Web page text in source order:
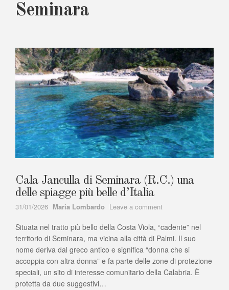
Seminara
Cala Janculla di Seminara (R.C.) una
delle spiagge più belle d’Italia
31/01/2026 Author
Maria Lombardo Leave a comment
Janculla
di
Seminara
(R.C.)
una
delle
Situata nel tratto più bello della Costa Viola, “cadente” nel
territorio di Seminara, ma vicina alla città di Palmi. Il suo
nome deriva dal greco antico e significa “donna che si
accoppia con altra donna” e fa parte delle zone di protezione
speciali, un sito di interesse comunitario della Calabria. È
protetta da due suggestivi…